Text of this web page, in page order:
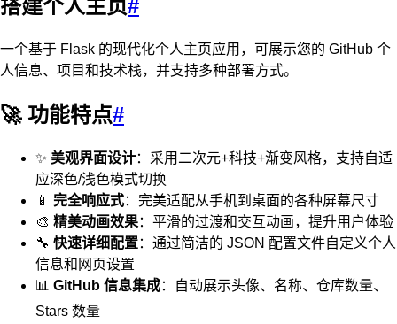
搭建个人主页#
一个基于 Flask 的现代化个人主页应用，可展示您的 GitHub 个
人信息、项目和技术栈，并支持多种部署方式。
🚀 功能特点#
✨ 美观界面设计：采用二次元+科技+渐变风格，支持自适
应深色/浅色模式切换
📱 完全响应式：完美适配从手机到桌面的各种屏幕尺寸
🎨 精美动画效果：平滑的过渡和交互动画，提升用户体验
🔧 快速详细配置：通过简洁的 JSON 配置文件自定义个人
信息和网页设置
📊 GitHub 信息集成：自动展示头像、名称、仓库数量、
Stars 数量